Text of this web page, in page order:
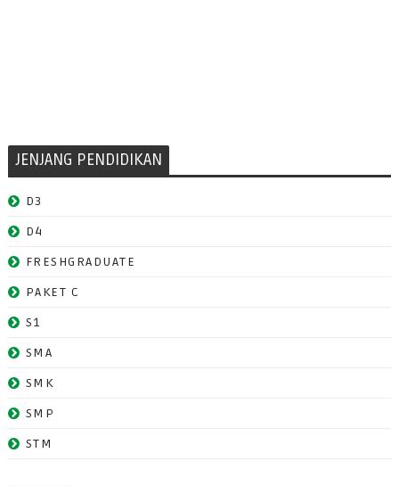
JENJANG PENDIDIKAN
D3
D4
FRESHGRADUATE
PAKET C
S1
SMA
SMK
SMP
STM